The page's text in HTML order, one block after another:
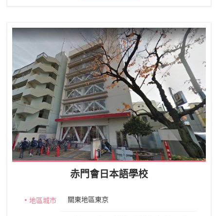
赤門會日本語學校
地區城市 關東地區東京